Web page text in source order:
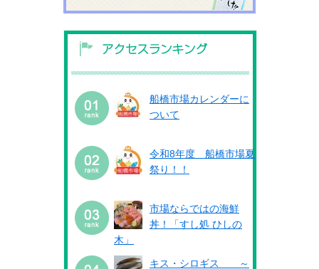
船橋市場カレンダーに
ついて
令和8年度 船橋市場夏
祭り！！
市場ならではの海鮮
丼！「すし処 ひしの
木」
キス・シロギス ～